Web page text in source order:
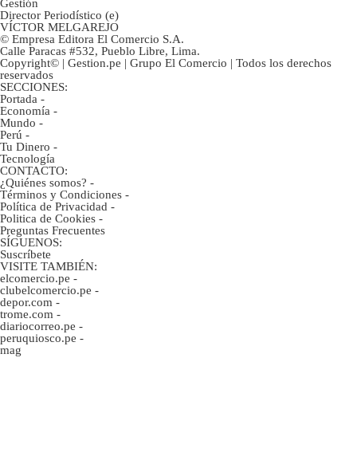
Gestión
Director Periodístico (e)
VÍCTOR MELGAREJO
© Empresa Editora El Comercio S.A.
Calle Paracas #532, Pueblo Libre, Lima.
Copyright© | Gestion.pe | Grupo El Comercio | Todos los derechos
reservados
SECCIONES:
Portada -
Economía -
Mundo -
Perú -
Tu Dinero -
Tecnología
CONTACTO:
¿Quiénes somos? -
Términos y Condiciones -
Política de Privacidad -
Politica de Cookies -
Preguntas Frecuentes
SÍGUENOS:
Suscríbete
VISITE TAMBIÉN:
elcomercio.pe -
clubelcomercio.pe -
depor.com -
trome.com -
diariocorreo.pe -
peruquiosco.pe -
mag